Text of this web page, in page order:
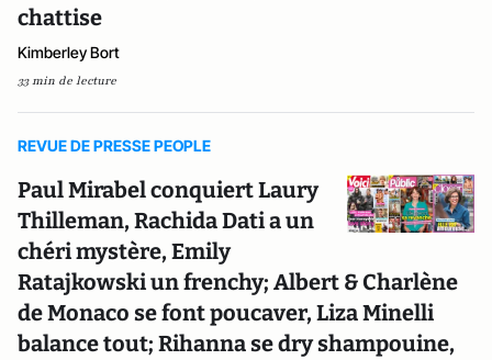
chattise
Kimberley Bort
33 min de lecture
REVUE DE PRESSE PEOPLE
Paul Mirabel conquiert Laury
Thilleman, Rachida Dati a un
chéri mystère, Emily
Ratajkowski un frenchy; Albert & Charlène
de Monaco se font poucaver, Liza Minelli
balance tout; Rihanna se dry shampouine,